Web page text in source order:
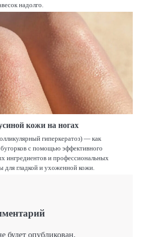
надолго.
кожи на ногах
гиперкератоз) — как
с помощью эффективного
ингредиентов и профессиональных
для гладкой и ухоженной кожи.
будет опубликован.